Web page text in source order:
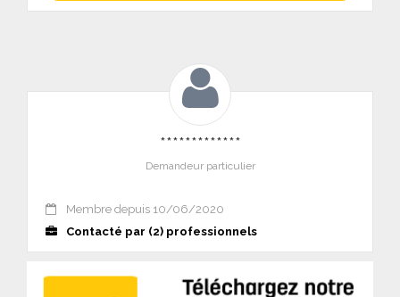
*************
Demandeur particulier
Membre depuis 10/06/2020
Contacté par (2) professionnels